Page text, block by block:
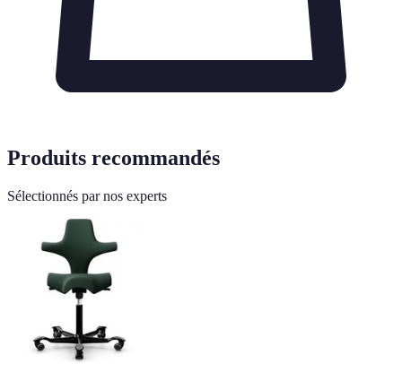
Produits recommandés
Sélectionnés par nos experts